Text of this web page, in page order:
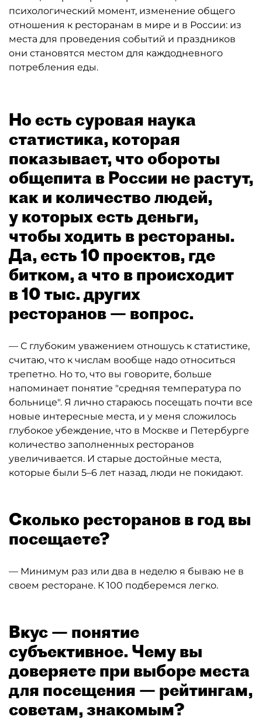
психологический момент, изменение общего
отношения к ресторанам в мире и в России: из
места для проведения событий и праздников
они становятся местом для каждодневного
потребления еды.
Но есть суровая наука
статистика, которая
показывает, что обороты
общепита в России не растут,
как и количество людей,
у которых есть деньги,
чтобы ходить в рестораны.
Да, есть 10 проектов, где
битком, а что в происходит
в 10 тыс. других
ресторанов — вопрос.
— С глубоким уважением отношусь к статистике,
считаю, что к числам вообще надо относиться
трепетно. Но то, что вы говорите, больше
напоминает понятие "средняя температура по
больнице". Я лично стараюсь посещать почти все
новые интересные места, и у меня сложилось
глубокое убеждение, что в Москве и Петербурге
количество заполненных ресторанов
увеличивается. И старые достойные места,
которые были 5–6 лет назад, люди не покидают.
Сколько ресторанов в год вы
посещаете?
— Минимум раз или два в неделю я бываю не в
своем ресторане. К 100 подберемся легко.
Вкус — понятие
субъективное. Чему вы
доверяете при выборе места
для посещения — рейтингам,
советам, знакомым?